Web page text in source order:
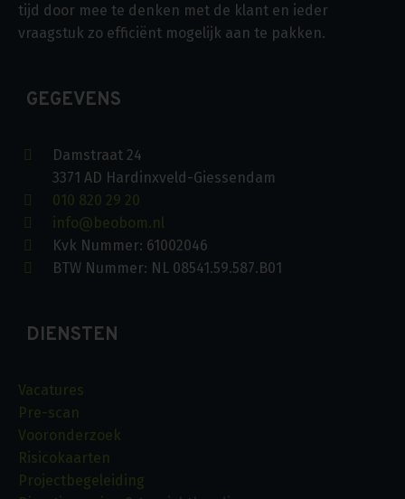
tijd door mee te denken met de klant en ieder
vraagstuk zo efficiënt mogelijk aan te pakken.
GEGEVENS
Damstraat 24
3371 AD Hardinxveld-Giessendam
010 820 29 20
info@beobom.nl
Kvk Nummer: 61002046
BTW Nummer: NL 08541.59.587.B01
DIENSTEN
Vacatures
Pre-scan
Vooronderzoek
Risicokaarten
Projectbegeleiding